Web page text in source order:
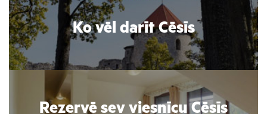
Ko vēl darīt Cēsīs
Rezervē sev viesnīcu Cēsīs